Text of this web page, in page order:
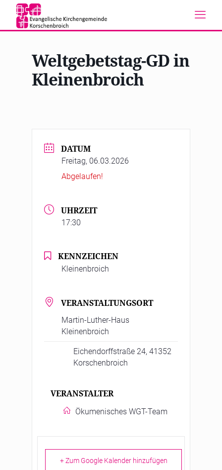
Weltgebetstag-GD in
Kleinenbroich
DATUM
Freitag, 06.03.2026
Abgelaufen!
UHRZEIT
17:30
KENNZEICHEN
Kleinenbroich
VERANSTALTUNGSORT
Martin-Luther-Haus
Kleinenbroich
Eichendorffstraße 24, 41352
Korschenbroich
VERANSTALTER
Ökumenisches WGT-Team
+ Zum Google Kalender hinzufügen